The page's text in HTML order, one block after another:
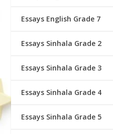
Essays English Grade 7
Essays Sinhala Grade 2
Essays Sinhala Grade 3
Essays Sinhala Grade 4
Essays Sinhala Grade 5